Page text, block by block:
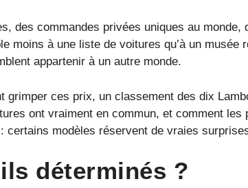
des commandes privées uniques au
moins à une liste de voitures qu’à un musée
appartenir à un autre monde.
ces prix, un classement des dix
ont vraiment en commun, et comment les
certains modèles réservent de vraies
déterminés ?